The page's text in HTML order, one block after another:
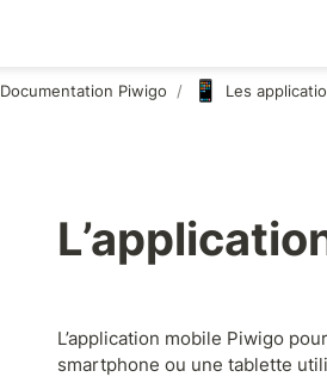
Documentation Piwigo / 📱 Les
L’application mobile Piwigo
smartphone ou une tablette